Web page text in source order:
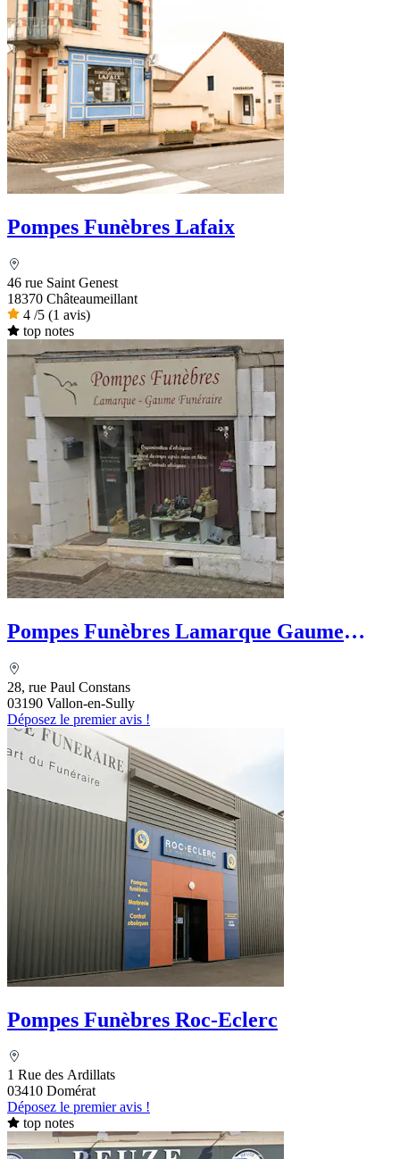
Pompes Funèbres Lafaix
46 rue Saint Genest
18370 Châteaumeillant
4 /5 (1 avis)
top notes
Pompes Funèbres Lamarque Gaume
28, rue Paul Constans
03190 Vallon-en-Sully
Déposez le premier avis !
Pompes Funèbres Roc-Eclerc
1 Rue des Ardillats
03410 Domérat
Déposez le premier avis !
top notes